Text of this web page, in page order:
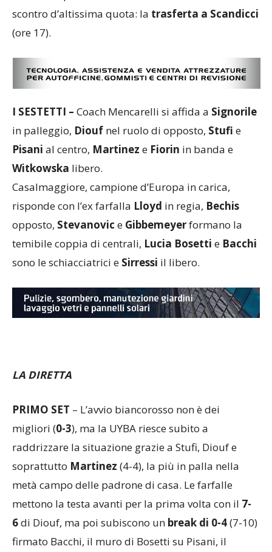
scontro d’altissima quota: la trasferta a Scandicci
(ore 17).
Coach Mencarelli si affida a
Signorile
in palleggio,
nel ruolo di opposto,
Pisani
al centro,
Casalmaggiore, campione d’Europa in carica,
risponde con l’ex farfallaLloyd in regia,
opposto,
Gibbemeyer
formano la
temibile coppia di centrali,
Lucia Bosetti
PRIMO SET– L’avvio biancorosso non è dei
), ma la UYBA riesce subito a
raddrizzare la situazione grazie a Stufi, Diouf e
mettono la testa avanti per la prima volta con il
6